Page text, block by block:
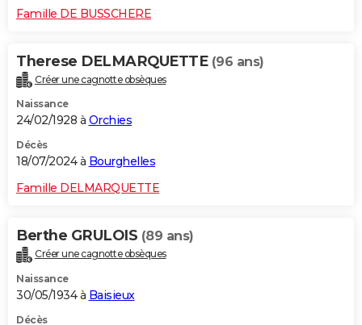
Famille DE BUSSCHERE
Therese DELMARQUETTE (96 ans)
Créer une cagnotte obsèques
Naissance
24/02/1928 à Orchies
Décès
18/07/2024 à Bourghelles
Famille DELMARQUETTE
Berthe GRULOIS (89 ans)
Créer une cagnotte obsèques
Naissance
30/05/1934 à Baisieux
Décès